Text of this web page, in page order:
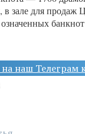
в зале для продаж
наш Телеграм